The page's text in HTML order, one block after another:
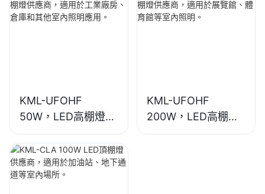
內照明應用。
照明。
KML-UFOHF
50W，LED高棚燈供
應商，適用於工業廠
房、倉庫和其他室內
照明應用。
KML-UFOHF
200W，LED高棚燈
供應商，適用於展覽